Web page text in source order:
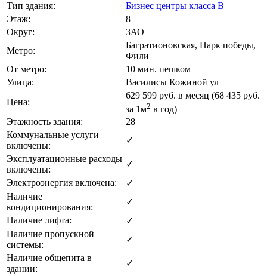
Тип здания:
Бизнес центры класса B
Этаж:
8
Округ:
ЗАО
Метро:
Багратионовская, Парк победы,
Фили
От метро:
10 мин. пешком
Улица:
Василисы Кожиной ул
Цена:
629 599 руб. в месяц (68 435 руб.
за 1м2 в год)
Этажность здания:
28
Коммунальные услуги
включены:
✓
Эксплуатационные расходы
включены:
✓
Электроэнергия включена:
✓
Наличие
кондиционирования:
✓
Наличие лифта:
✓
Наличие пропускной
системы:
✓
Наличие общепита в
здании:
✓